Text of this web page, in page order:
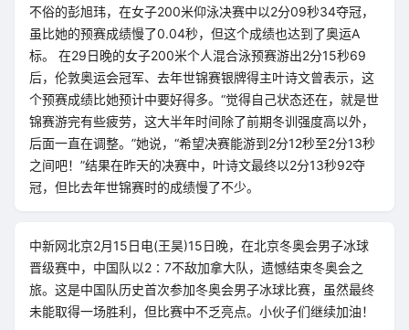
不俗的彭旭玮，在女子200米仰泳决赛中以2分09秒34夺冠，
虽比她的预赛成绩慢了0.04秒，但这个成绩也达到了奥运A
标。 在29日晚的女子200米个人混合泳预赛游出2分15秒69
后，伦敦奥运会冠军、去年世锦赛银牌得主叶诗文曾表示，这
个预赛成绩比她预计中要好得多。“觉得自己状态还在，就是世
锦赛游完有些疲劳，这大半年时间除了前期冬训强度高以外，
后面一直在调整。”她说，“希望决赛能游到2分12秒至2分13秒
之间吧！”结果在昨天的决赛中，叶诗文最终以2分13秒92夺
冠，但比去年世锦赛时的成绩慢了不少。
中新网北京2月15日电(王昊)15日晚，在北京冬奥会男子冰球
晋级赛中，中国队以2∶7不敌加拿大队，遗憾结束冬奥会之
旅。这是中国队历史首次参加冬奥会男子冰球比赛，虽然最终
未能取得一场胜利，但比赛中不乏亮点。小伙子们继续加油！